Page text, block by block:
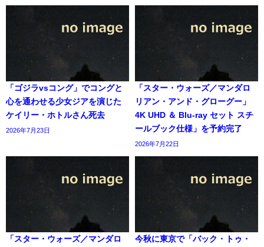
「ゴジラvsコング」でコングと
心を通わせる少女ジアを演じた
ケイリー・ホトルさん死去
2026年7月23日
「スター・ウォーズ／マンダロ
リアン・アンド・グローグー」
4K UHD ＆ Blu-ray セット スチ
ールブック仕様」を予約完了
2026年7月22日
「スター・ウォーズ／マンダロ
今秋に東京で「バック・トゥ・